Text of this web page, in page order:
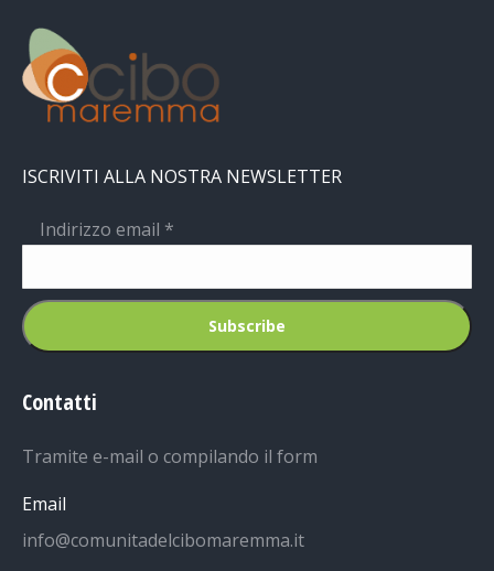
ISCRIVITI ALLA NOSTRA NEWSLETTER
Indirizzo email *
Contatti
Tramite e-mail o compilando il form
Email
info@comunitadelcibomaremma.it